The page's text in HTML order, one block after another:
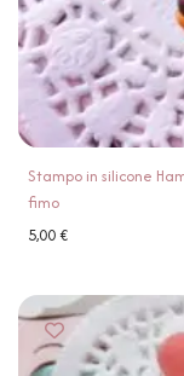
Stampo in silicone
fimo
5,00€